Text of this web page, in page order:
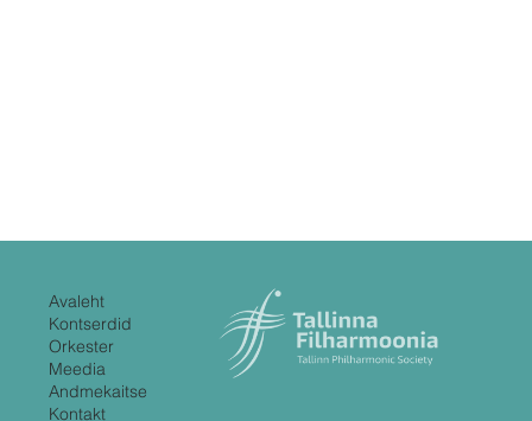
Avaleht
Kontserdid
Orkester
Meedia
Andmekaitse
Kontakt